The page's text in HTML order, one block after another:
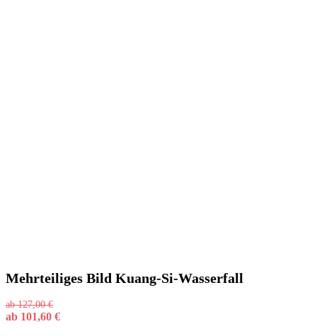
Mehrteiliges Bild Kuang-Si-Wasserfall
ab127,00€
ab 101,60 €